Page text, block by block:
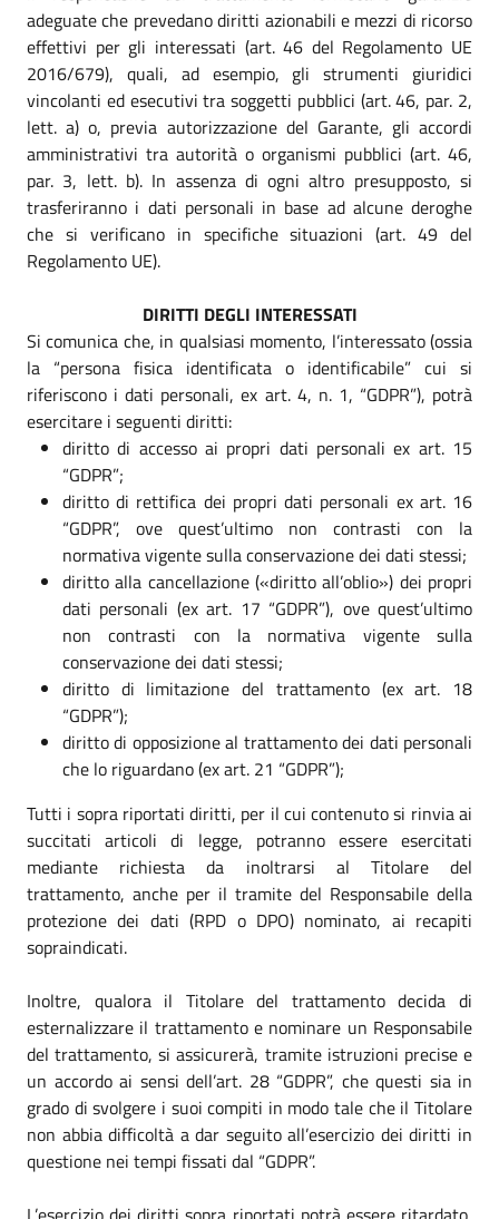
adeguate che prevedano diritti azionabili e mezzi di ricorso
effettivi per gli interessati (art. 46 del Regolamento UE
2016/679), quali, ad esempio, gli strumenti giuridici
vincolanti ed esecutivi tra soggetti pubblici (art. 46, par. 2,
lett. a) o, previa autorizzazione del Garante, gli accordi
amministrativi tra autorità o organismi pubblici (art. 46,
par. 3, lett. b). In assenza di ogni altro presupposto, si
trasferiranno i dati personali in base ad alcune deroghe
che si verificano in specifiche situazioni (art. 49 del
Regolamento UE).
DIRITTI DEGLI INTERESSATI
Si comunica che, in qualsiasi momento, l’interessato (ossia
la “persona fisica identificata o identificabile” cui si
riferiscono i dati personali, ex art. 4, n. 1, “GDPR”), potrà
esercitare i seguenti diritti:
diritto di accesso ai propri dati personali ex art. 15
“GDPR”;
diritto di rettifica dei propri dati personali ex art. 16
“GDPR”, ove quest’ultimo non contrasti con la
normativa vigente sulla conservazione dei dati stessi;
diritto alla cancellazione («diritto all’oblio») dei propri
dati personali (ex art. 17 “GDPR”), ove quest’ultimo
non contrasti con la normativa vigente sulla
conservazione dei dati stessi;
diritto di limitazione del trattamento (ex art. 18
“GDPR”);
diritto di opposizione al trattamento dei dati personali
che lo riguardano (ex art. 21 “GDPR”);
Tutti i sopra riportati diritti, per il cui contenuto si rinvia ai
succitati articoli di legge, potranno essere esercitati
mediante richiesta da inoltrarsi al Titolare del
trattamento, anche per il tramite del Responsabile della
protezione dei dati (RPD o DPO) nominato, ai recapiti
sopraindicati.
Inoltre, qualora il Titolare del trattamento decida di
esternalizzare il trattamento e nominare un Responsabile
del trattamento, si assicurerà, tramite istruzioni precise e
un accordo ai sensi dell’art. 28 “GDPR”, che questi sia in
grado di svolgere i suoi compiti in modo tale che il Titolare
non abbia difficoltà a dar seguito all’esercizio dei diritti in
questione nei tempi fissati dal “GDPR”.